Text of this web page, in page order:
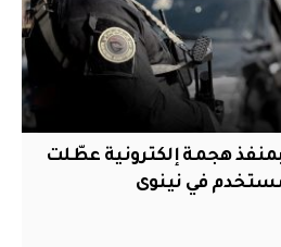
هجمة إلكترونية عطّلت